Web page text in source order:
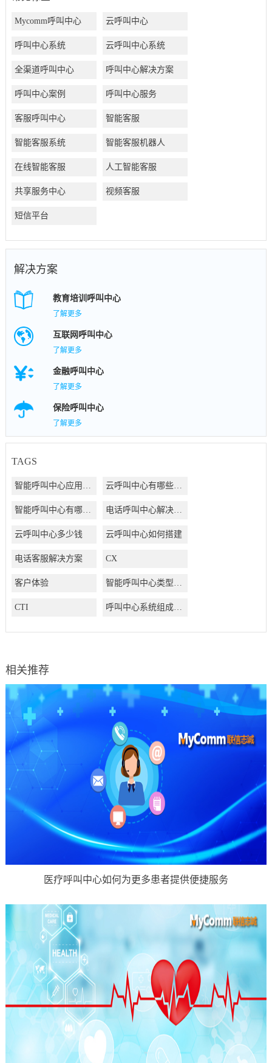
Mycomm呼叫中心 云呼叫中心
呼叫中心系统 云呼叫中心系统
全渠道呼叫中心 呼叫中心解决方案
呼叫中心案例 呼叫中心服务
客服呼叫中心 智能客服
智能客服系统 智能客服机器人
在线智能客服 人工智能客服
共享服务中心 视频客服
短信平台
解决方案
教育培训呼叫中心
了解更多
互联网呼叫中心
了解更多
金融呼叫中心
了解更多
保险呼叫中心
了解更多
TAGS
智能呼叫中心应用方案 云呼叫中心有哪些好处
智能呼叫中心有哪些好处 电话呼叫中心解决方案
云呼叫中心多少钱 云呼叫中心如何搭建
电话客服解决方案 CX
客户体验 智能呼叫中心类型有哪些
CTI 呼叫中心系统组成结构有哪些
相关推荐
医疗呼叫中心如何为更多患者提供便捷服务